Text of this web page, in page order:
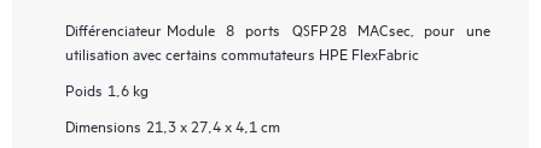
Différenciateur Module 8 ports QSFP28 MACsec, pour une
utilisation avec certains commutateurs HPE FlexFabric
Poids 1,6 kg
Dimensions 21,3 x 27,4 x 4,1 cm